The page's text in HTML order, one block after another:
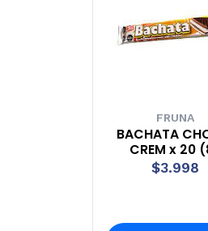
FRUNA
BACHATA
CREM x 20
$3.998